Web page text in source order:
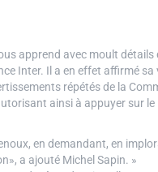
apprend avec moult
Inter. Il a en effet affirmé
répétés de la
ainsi à appuyer sur
en demandant, en
a ajouté Michel Sapin. »